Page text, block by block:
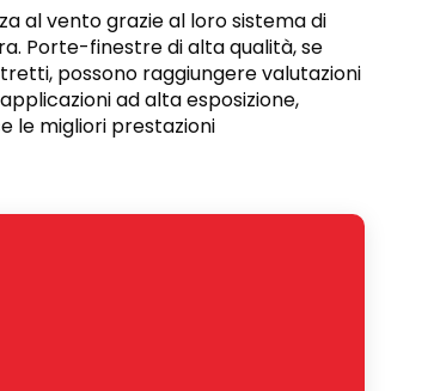
al vento grazie al loro sistema di
Porte-finestre di alta qualità, se
possono raggiungere valutazioni
ad alta esposizione,
le migliori prestazioni